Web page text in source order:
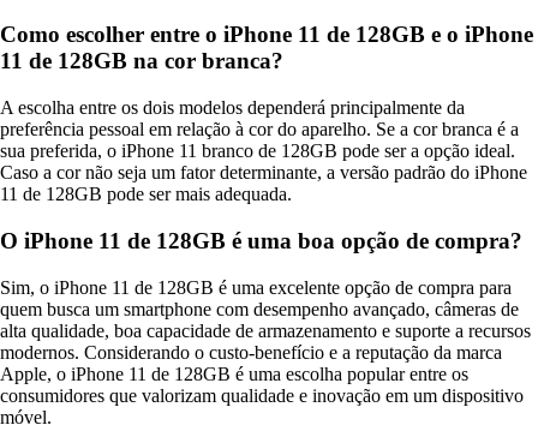
Como escolher entre o iPhone 11 de 128GB e o iPhone
11 de 128GB na cor branca?
A escolha entre os dois modelos dependerá principalmente da
preferência pessoal em relação à cor do aparelho. Se a cor branca é a
sua preferida, o iPhone 11 branco de 128GB pode ser a opção ideal.
Caso a cor não seja um fator determinante, a versão padrão do iPhone
11 de 128GB pode ser mais adequada.
O iPhone 11 de 128GB é uma boa opção de compra?
Sim, o iPhone 11 de 128GB é uma excelente opção de compra para
quem busca um smartphone com desempenho avançado, câmeras de
alta qualidade, boa capacidade de armazenamento e suporte a recursos
modernos. Considerando o custo-benefício e a reputação da marca
Apple, o iPhone 11 de 128GB é uma escolha popular entre os
consumidores que valorizam qualidade e inovação em um dispositivo
móvel.